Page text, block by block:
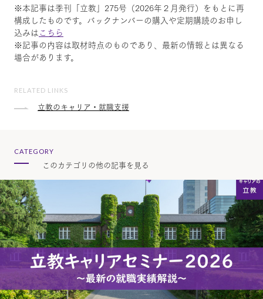
※本記事は季刊「立教」275号（2026年２月発行）をもとに再
構成したものです。バックナンバーの購入や定期購読のお申し
込みはこちら
※記事の内容は取材時点のものであり、最新の情報とは異なる
場合があります。
RELATED LINKS
立教のキャリア・就職支援
CATEGORY
このカテゴリの他の記事を見る